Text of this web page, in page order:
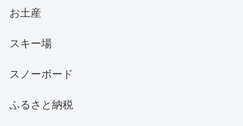
お土産
スキー場
スノーボード
ふるさと納税